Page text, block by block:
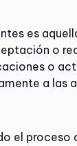
es
o
o
a las
el